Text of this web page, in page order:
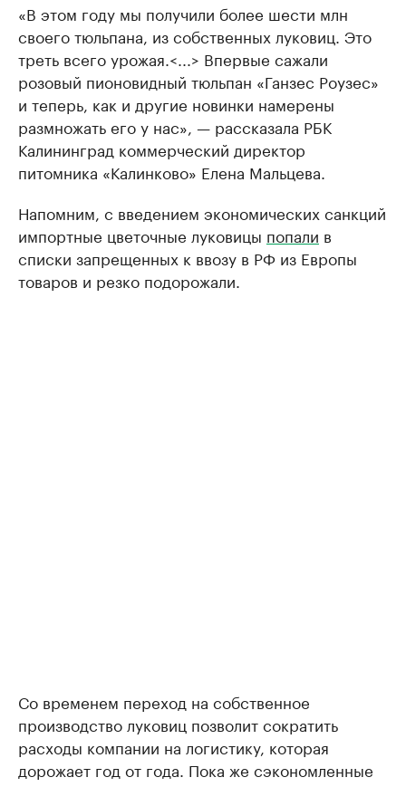
«В этом году мы получили более шести млн
своего тюльпана, из собственных луковиц. Это
треть всего урожая.<...> Впервые сажали
розовый пионовидный тюльпан «Ганзес Роузес»
и теперь, как и другие новинки намерены
размножать его у нас», — рассказала РБК
Калининград коммерческий директор
питомника «Калинково» Елена Мальцева.
Напомним, с введением экономических санкций
импортные цветочные луковицы попали в
списки запрещенных к ввозу в РФ из Европы
товаров и резко подорожали.
Со временем переход на собственное
производство луковиц позволит сократить
расходы компании на логистику, которая
дорожает год от года. Пока же сэкономленные